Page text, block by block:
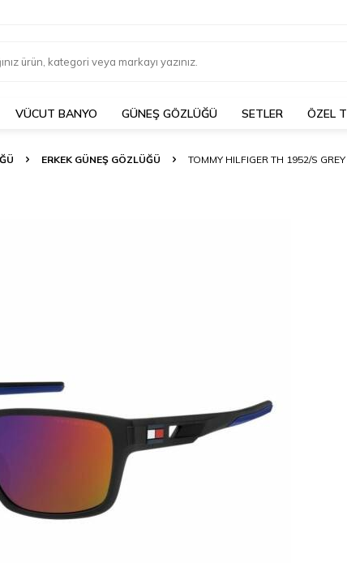
VÜCUT BANYO GÜNEŞ GÖZLÜĞÜ SETLER ÖZEL
ERKEK GÜNEŞ GÖZLÜĞÜ TOMMY HILFIGER TH 1952/S